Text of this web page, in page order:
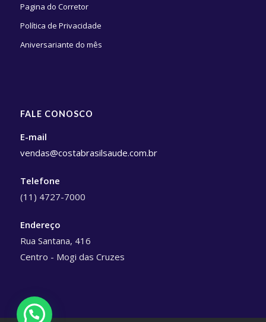
Pagina do Corretor
Política de Privacidade
Aniversariante do mês
FALE CONOSCO
E-mail
vendas@costabrasilsaude.com.br
Telefone
(11) 4727-7000
Endereço
Rua Santana, 416
Centro - Mogi das Cruzes